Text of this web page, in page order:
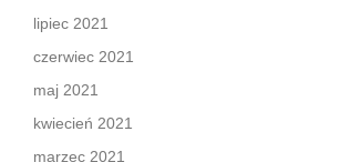
lipiec 2021
czerwiec 2021
maj 2021
kwiecień 2021
marzec 2021